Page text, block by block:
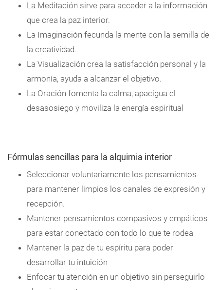
La Meditación sirve para acceder a la información
que crea la paz interior.
La Imaginación fecunda la mente con la semilla de
la creatividad.
La Visualización crea la satisfacción personal y la
armonía, ayuda a alcanzar el objetivo.
La Oración fomenta la calma, apacigua el
desasosiego y moviliza la energía espiritual
Fórmulas sencillas para la alquimia interior
Seleccionar voluntariamente los pensamientos
para mantener limpios los canales de expresión y
recepción.
Mantener pensamientos compasivos y empáticos
para estar conectado con todo lo que te rodea
Mantener la paz de tu espíritu para poder
desarrollar tu intuición
Enfocar tu atención en un objetivo sin perseguirlo